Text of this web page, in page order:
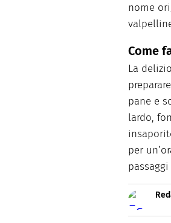
nome
Come
La
pane e
lardo,
per